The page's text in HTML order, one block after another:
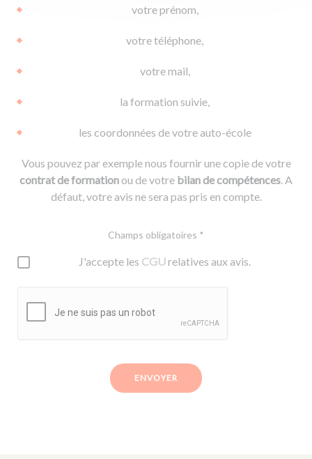
votre prénom,
votre téléphone,
votre mail,
la formation suivie,
les coordonnées de votre auto-école
Vous pouvez par exemple nous fournir une copie de votre
contrat de formationou de votre bilan de compétences. A
défaut, votre avis ne sera pas pris en compte.
Champs obligatoires *
J'accepte les CGUrelatives aux avis.
ENVOYER